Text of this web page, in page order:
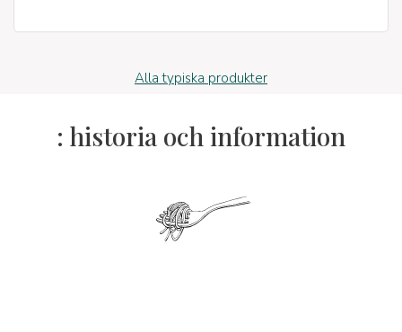
Alla typiska produkter
: historia och information